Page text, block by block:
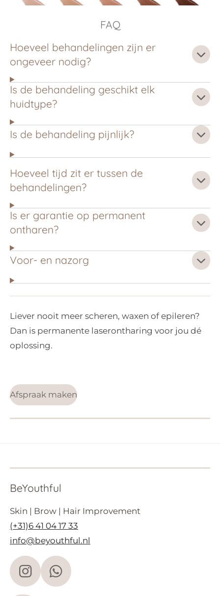
FAQ
Hoeveel behandelingen zijn er
ongeveer nodig?
Is de behandeling geschikt elk
huidtype?
Is de behandeling pijnlijk?
Hoeveel tijd zit er tussen de
behandelingen?
Is er garantie op permanent
ontharen?
Voor- en nazorg
Liever nooit meer scheren, waxen of epileren?
Dan is permanente laserontharing voor jou dé
oplossing.
Afspraak maken
BeYouthful
Skin | Brow | Hair Improvement
(+31)6 41 04 17 33
info@beyouthful.nl
I
n
W